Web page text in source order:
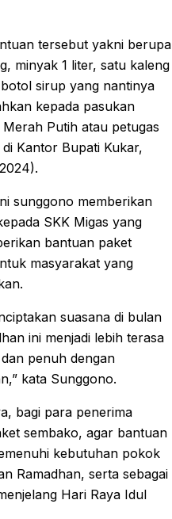
tersebut yakni berupa
minyak 1 liter, satu kaleng
sirup yang nantinya
kepada pasukan
Putih atau petugas
Kantor Bupati Kukar,
sunggono memberikan
SKK Migas yang
bantuan paket
masyarakat yang
suasana di bulan
ini menjadi lebih terasa
penuh dengan
kata Sunggono.
bagi para penerima
sembako, agar bantuan
kebutuhan pokok
Ramadhan, serta sebagai
Hari Raya Idul